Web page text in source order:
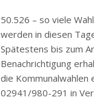
50.526 – so viele
werden in diesen
Spätestens bis zum
Benachrichtigung
die
02941/980-291 in